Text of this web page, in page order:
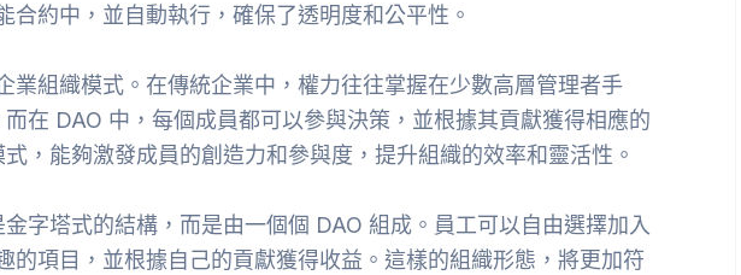
合約中，並自動執行，確保了透明度和公平性。
業組織模式。在傳統企業中，權力往往掌握在少數高層管理者手
在 DAO 中，每個成員都可以參與決策，並根據其貢獻獲得相應的
，能夠激發成員的創造力和參與度，提升組織的效率和靈活性。
字塔式的結構，而是由一個個 DAO 組成。員工可以自由選擇加入
的項目，並根據自己的貢獻獲得收益。這樣的組織形態，將更加符